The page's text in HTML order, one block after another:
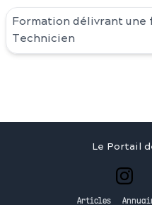
Formation délivrant une
Technicien
Le Portail
Articles